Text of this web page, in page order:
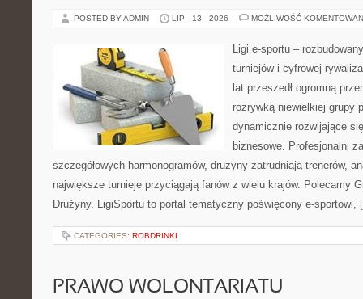
POSTED BY ADMIN LIP - 13 - 2026 MOŻLIWOŚĆ
Ligi e-sportu –
turniejów i cyfrowej
lat przeszedł ogromną
rozrywką niewielkiej grupy
dynamicznie rozwijające
biznesowe. Profesjonalni
szczegółowych harmonogramów, drużyny zatrudniają trenerów,
największe turnieje przyciągają fanów z wielu krajów. Polecamy
Drużyny. LigiSportu to portal tematyczny poświęcony e-
CATEGORIES: ROBDRINKI
PRAWO WOLONTARIATU